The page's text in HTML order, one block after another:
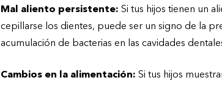
Mal aliento persistente: Si tus hijos tienen un
cepillarse los dientes, puede ser un signo de la
acumulación de bacterias en las cavidades
Cambios en la alimentación: Si tus hijos